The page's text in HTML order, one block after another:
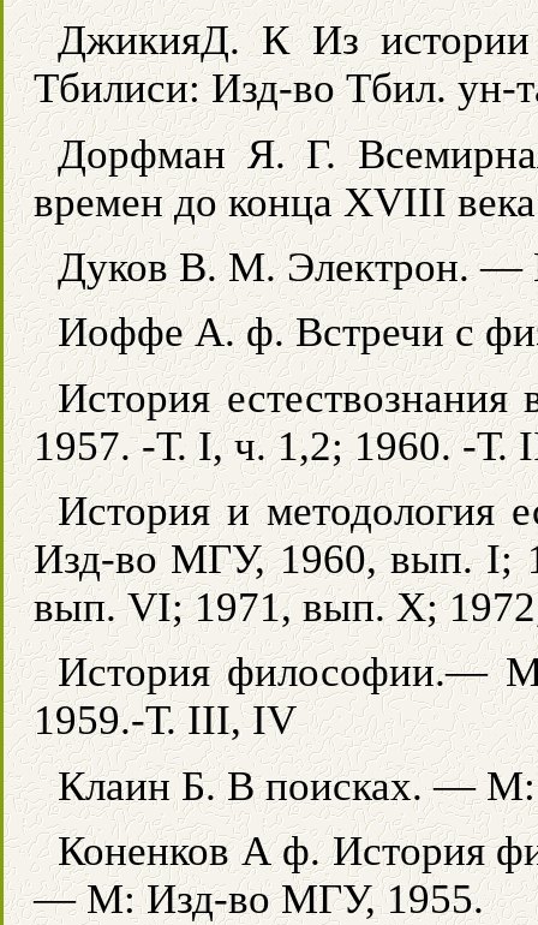
ДжикияД. К Из
Тбилиси: Изд-во Тбил. ун-
Дорфман Я. Г.
времен до конца XVIII
Дуков В. М. Электрон. —
Иоффе А. ф. Встречи с
История
1957. -Т. I, ч. 1,2; 1960. -Т.
История и методология
Изд-во МГУ, 1960, вып. I;
вып. VI; 1971, вып. X;
История философии.—
1959.-Т. III, IV
Клаин Б. В поисках. — М:
Коненков А ф. История
— М: Изд-во МГУ, 1955.